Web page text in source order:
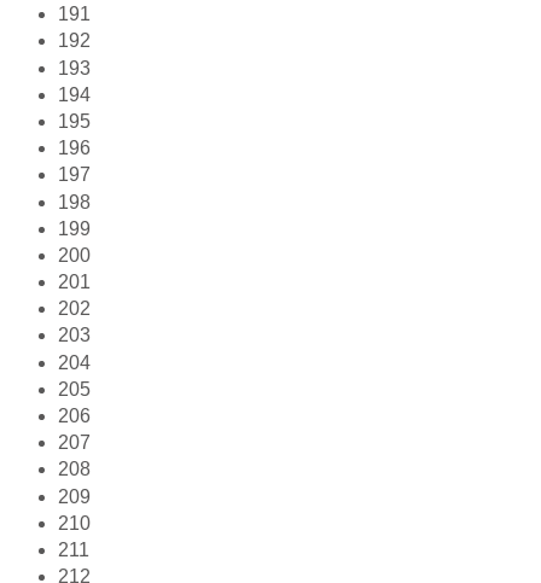
191
192
193
194
195
196
197
198
199
200
201
202
203
204
205
206
207
208
209
210
211
212